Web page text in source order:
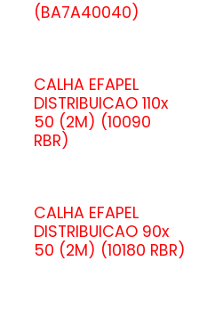
(BA7A40040)
CALHA EFAPEL
DISTRIBUICAO 110x
50 (2M) (10090
RBR)
CALHA EFAPEL
DISTRIBUICAO 90x
50 (2M) (10180 RBR)